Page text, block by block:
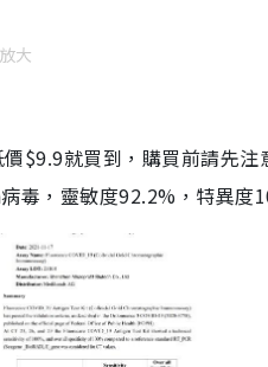
大
$9.9就買到，購買前請先注
毒，靈敏度92.2%，特異度